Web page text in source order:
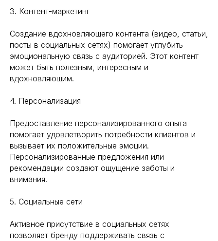
3. Контент-маркетинг
Создание вдохновляющего контента (видео, статьи,
посты в социальных сетях) помогает углубить
эмоциональную связь с аудиторией. Этот контент
может быть полезным, интересным и
вдохновляющим.
4. Персонализация
Предоставление персонализированного опыта
помогает удовлетворить потребности клиентов и
вызывает их положительные эмоции.
Персонализированные предложения или
рекомендации создают ощущение заботы и
внимания.
5. Социальные сети
Активное присутствие в социальных сетях
позволяет бренду поддерживать связь с